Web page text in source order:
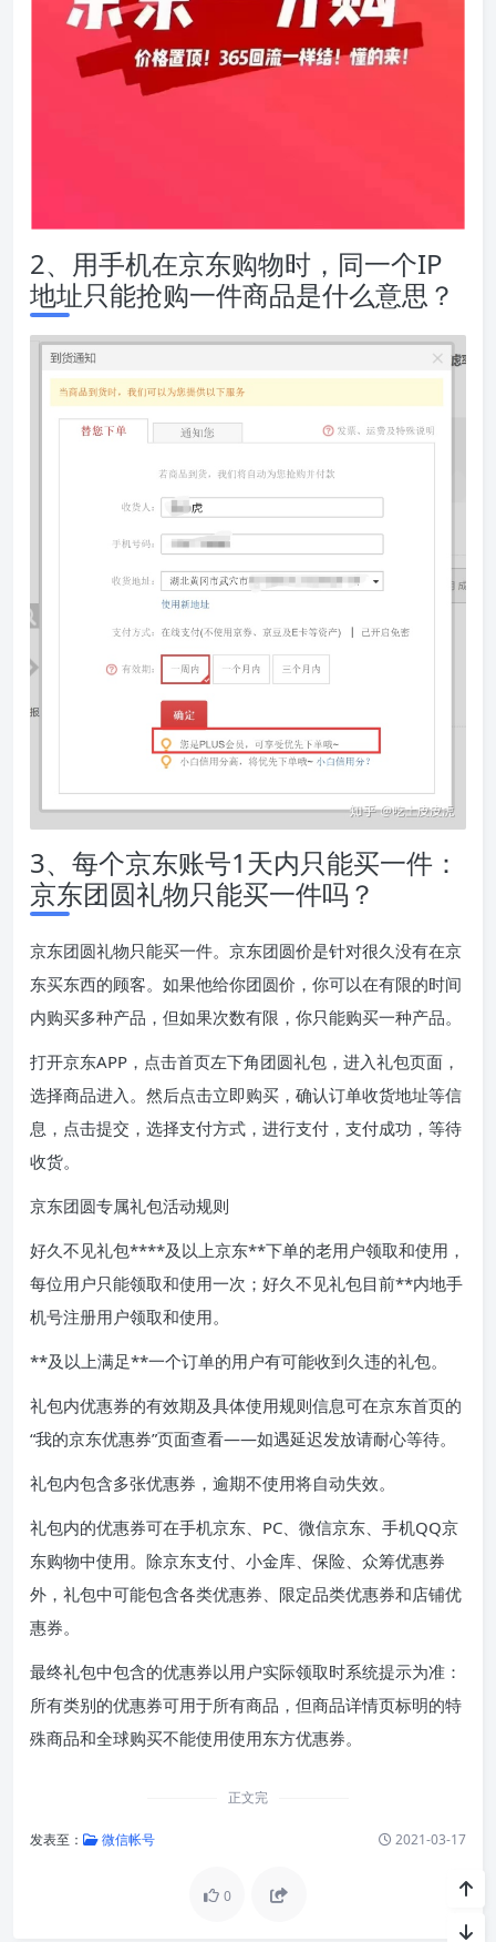
2、用手机在京东购物时，同一个IP
地址只能抢购一件商品是什么意思？
3、每个京东账号1天内只能买一件：
京东团圆礼物只能买一件吗？
京东团圆礼物只能买一件。京东团圆价是针对很久没有在京
东买东西的顾客。如果他给你团圆价，你可以在有限的时间
内购买多种产品，但如果次数有限，你只能购买一种产品。
打开京东APP，点击首页左下角团圆礼包，进入礼包页面，
选择商品进入。然后点击立即购买，确认订单收货地址等信
息，点击提交，选择支付方式，进行支付，支付成功，等待
收货。
京东团圆专属礼包活动规则
好久不见礼包****及以上京东**下单的老用户领取和使用，
每位用户只能领取和使用一次；好久不见礼包目前**内地手
机号注册用户领取和使用。
**及以上满足**一个订单的用户有可能收到久违的礼包。
礼包内优惠券的有效期及具体使用规则信息可在京东首页的
“我的京东优惠券”页面查看——如遇延迟发放请耐心等待。
礼包内包含多张优惠券，逾期不使用将自动失效。
礼包内的优惠券可在手机京东、PC、微信京东、手机QQ京
东购物中使用。除京东支付、小金库、保险、众筹优惠券
外，礼包中可能包含各类优惠券、限定品类优惠券和店铺优
惠券。
最终礼包中包含的优惠券以用户实际领取时系统提示为准：
所有类别的优惠券可用于所有商品，但商品详情页标明的特
殊商品和全球购买不能使用使用东方优惠券。
正文完
发表至： 微信帐号 2021-03-17
0